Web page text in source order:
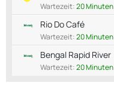
Wartezeit:20 Minuten
Rio Do Café
Wartezeit:20 Minuten
Bengal Rapid River
Wartezeit:20 Minuten